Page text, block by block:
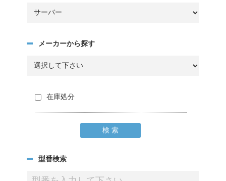
メーカーから探す
在庫処分
型番検索